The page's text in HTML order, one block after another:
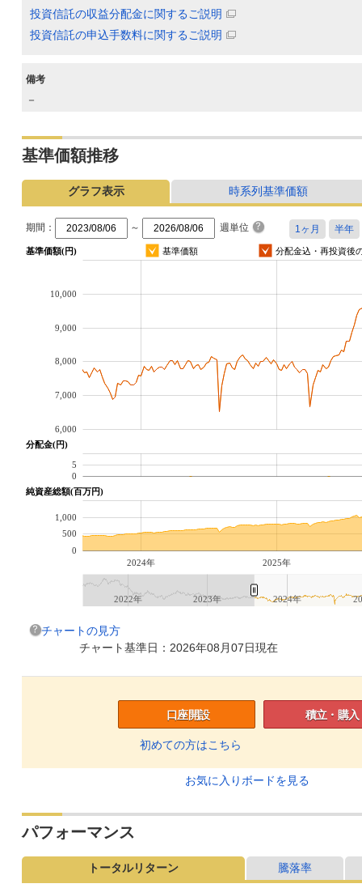
投資信託の収益分配金に関するご説明
投資信託の申込手数料に関するご説明
備考
－
基準価額推移
グラフ表示 時系列基準価額
期間： ～ 週単位
基準価額(円) 基準価額 分配金込・再投資後
6,000
7,000
8,000
9,000
10,000
分配金(円)
0
5
純資産総額(百万円)
2024年 2025年
0
500
1,000
2022年 2023年 2024年
チャートの見方
チャート基準日：2026年08月07日現在
口座開設
初めての方はこちら
積立・購入
お気に入りボードを見る
パフォーマンス
トータルリターン 騰落率